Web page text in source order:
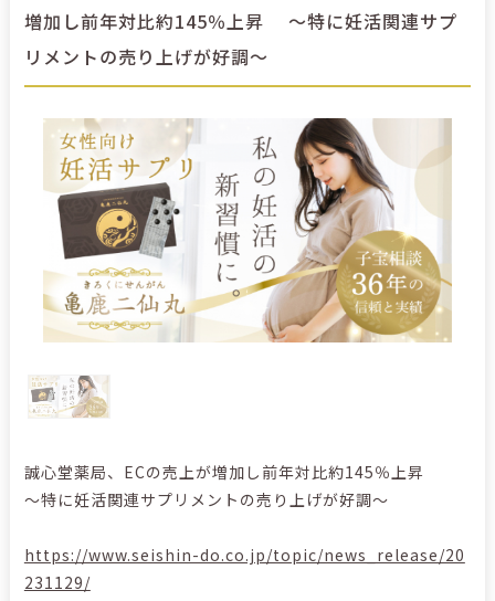
増加し前年対比約145％上昇 ～特に妊活関連サプ
リメントの売り上げが好調～
誠心堂薬局、ECの売上が増加し前年対比約145％上昇
～特に妊活関連サプリメントの売り上げが好調～
https://www.seishin-do.co.jp/topic/news_release/20
231129/